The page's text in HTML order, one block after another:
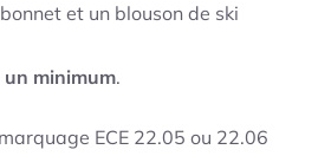
et un blouson de ski
un minimum.
ECE 22.05 ou 22.06